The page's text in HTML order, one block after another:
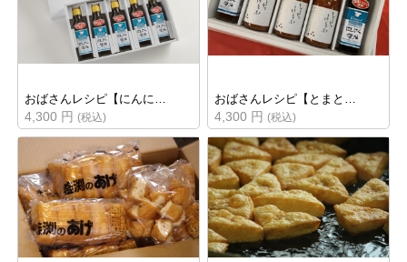
おばさんレシピ【にんに…
4,300 円(税込)
おばさんレシピ【とまと…
4,300 円(税込)